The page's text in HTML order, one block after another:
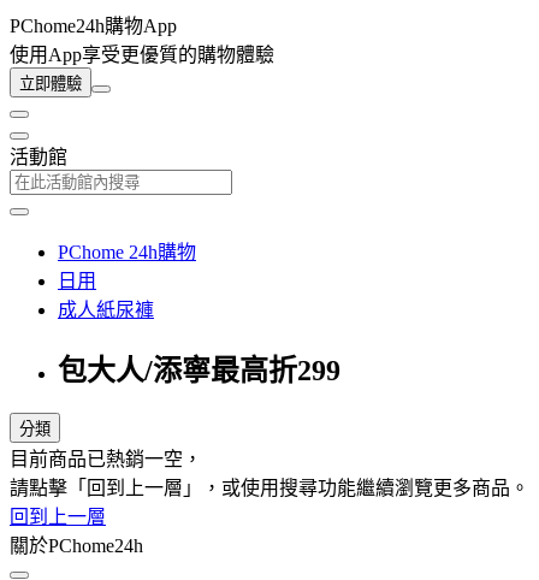
PChome24h購物App
使用App享受更優質的購物體驗
立即體驗
活動館
PChome 24h購物
日用
成人紙尿褲
包大人/添寧最高折299
分類
目前商品已熱銷一空，
請點擊「回到上一層」，或使用搜尋功能繼續瀏覽更多商品。
回到上一層
關於PChome24h